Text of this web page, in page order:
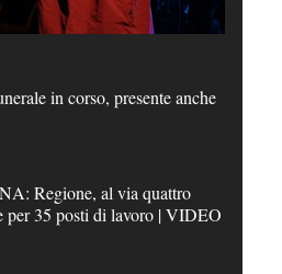
in corso, presente anche
Regione, al via quattro
per 35 posti di lavoro | VIDEO